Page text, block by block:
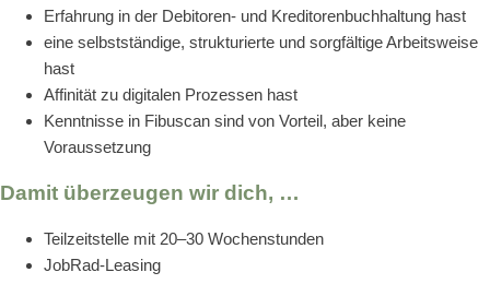
Erfahrung in der Debitoren- und Kreditorenbuchhaltung hast
eine selbstständige, strukturierte und sorgfältige Arbeitsweise
hast
Affinität zu digitalen Prozessen hast
Kenntnisse in Fibuscan sind von Vorteil, aber keine
Voraussetzung
Damit überzeugen wir dich, …
Teilzeitstelle mit 20–30 Wochenstunden
JobRad-Leasing